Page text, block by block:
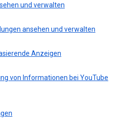
und verwalten
ansehen und verwalten
Anzeigen
von Informationen bei YouTube